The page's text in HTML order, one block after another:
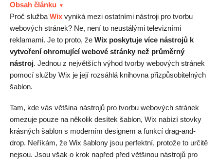
Obsah článku
Proč služba Wix vyniká mezi ostatními nástroji pro tvorbu
webových stránek? Ne, není to neustálými televizními
reklamami. Je to proto, že Wix poskytuje více nástrojů k
vytvoření ohromující webové stránky než průměrný
nástroj. Jednou z největších výhod tvorby webových stránek
pomocí služby Wix je její rozsáhlá knihovna přizpůsobitelných
šablon.
Tam, kde vás většina nástrojů pro tvorbu webových stránek
omezuje pouze na několik desítek šablon, Wix nabízí stovky
krásných šablon s moderním designem a funkcí drag-and-
drop. Neříkám, že Wix šablony jsou perfektní, protože to určitě
nejsou. Jsou však o krok napřed před většinou nástrojů pro